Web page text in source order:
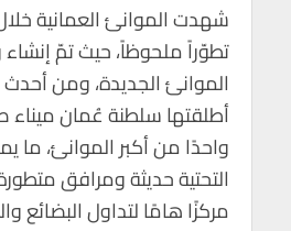
شهدت الموانئ العمانية
تطوّراً ملحوظاً، حيث تمّ
الموانئ الجديدة، ومن أحدث
أطلقتها سلطنة عُمان ميناء
واحدًا من أكبر الموانئ، ما
التحتية حديثة ومرافق
مركزًا هامًا لتداول البضائع